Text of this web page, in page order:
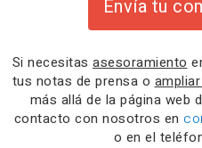
Envía tu
Si necesitas asesoramiento
tus notas de prensa o
más allá de la página web
contacto con nosotros en
o en el